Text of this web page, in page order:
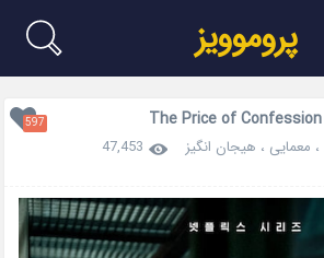
پروموویز
597
، معمایی ، هیجان انگیز
47,453